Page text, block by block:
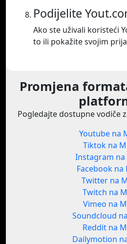
Podijelite
Ako ste uživali koristeći
to ili pokažite svojim
Promjena
Pogledajte dostupne vodiče
Youtube na
Tiktok na
Instagram na
Facebook na
Twitter na
Twitch na
Vimeo na
Soundcloud
Reddit na
Dailymotion